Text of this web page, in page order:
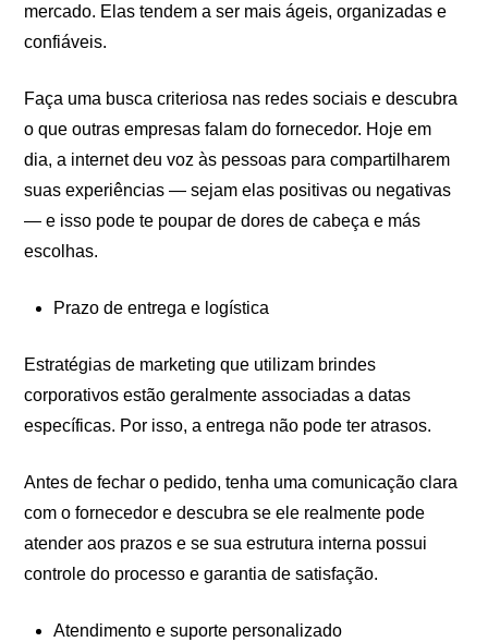
mercado. Elas tendem a ser mais ágeis, organizadas e
confiáveis.
Faça uma busca criteriosa nas redes sociais e descubra
o que outras empresas falam do fornecedor. Hoje em
dia, a internet deu voz às pessoas para compartilharem
suas experiências — sejam elas positivas ou negativas
— e isso pode te poupar de dores de cabeça e más
escolhas.
Prazo de entrega e logística
Estratégias de marketing que utilizam brindes
corporativos estão geralmente associadas a datas
específicas. Por isso, a entrega não pode ter atrasos.
Antes de fechar o pedido, tenha uma comunicação clara
com o fornecedor e descubra se ele realmente pode
atender aos prazos e se sua estrutura interna possui
controle do processo e garantia de satisfação.
Atendimento e suporte personalizado